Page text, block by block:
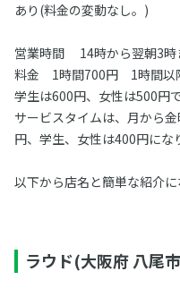
あり(料金の変動なし。)
営業時間 14時から翌朝3時
料金 1時間700円 1時間以
学生は600円、女性は500円で
サービスタイムは、月から
円、学生、女性は400円にな
以下から店名と簡単な紹介に
ラウド(大阪府 八尾